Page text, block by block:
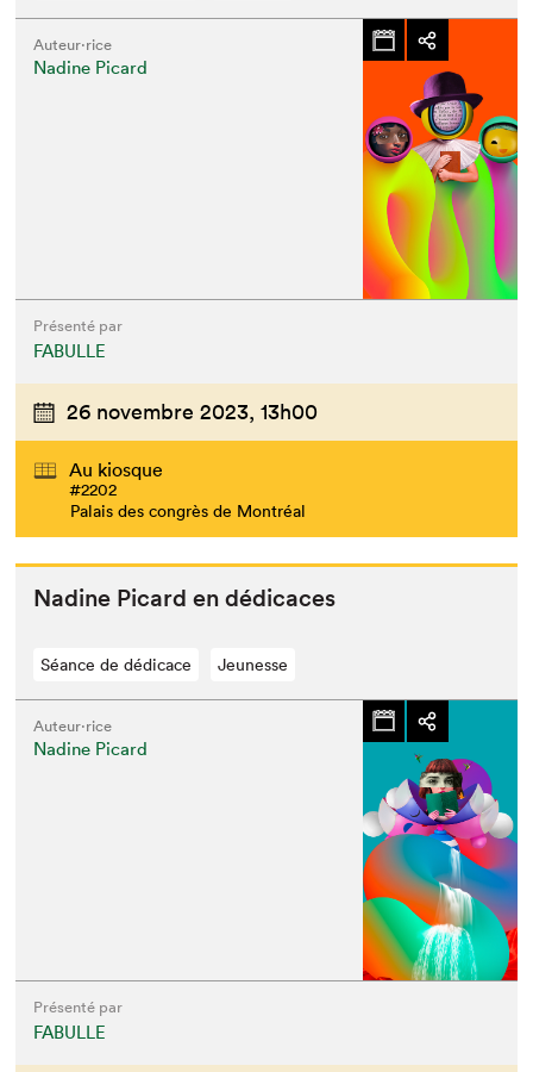
Auteur·rice
Nadine Picard
Présenté par
FABULLE
26 novembre 2023, 13h00
Au kiosque
#2202
Palais des congrès de Montréal
Nadine Picard en dédicaces
Séance de dédicace Jeunesse
Auteur·rice
Nadine Picard
Présenté par
FABULLE